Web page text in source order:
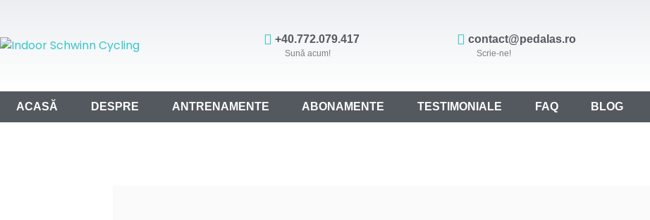
+40.772.079.417
Sună acum!
contact@pedalas.ro
Scrie-ne!
ACASĂ DESPRE ANTRENAMENTE ABONAMENTE TESTIMONIALE FAQ BLOG